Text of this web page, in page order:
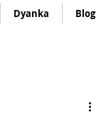
Dyanka Blog